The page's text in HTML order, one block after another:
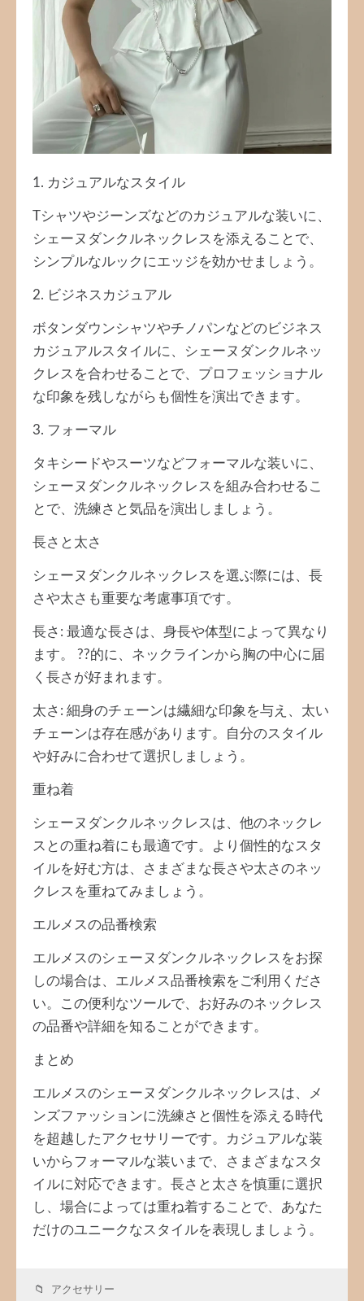
1. カジュアルなスタイル
Tシャツやジーンズなどのカジュアルな装いに、
シェーヌダンクルネックレスを添えることで、
シンプルなルックにエッジを効かせましょう。
2. ビジネスカジュアル
ボタンダウンシャツやチノパンなどのビジネス
カジュアルスタイルに、シェーヌダンクルネッ
クレスを合わせることで、プロフェッショナル
な印象を残しながらも個性を演出できます。
3. フォーマル
タキシードやスーツなどフォーマルな装いに、
シェーヌダンクルネックレスを組み合わせるこ
とで、洗練さと気品を演出しましょう。
長さと太さ
シェーヌダンクルネックレスを選ぶ際には、長
さや太さも重要な考慮事項です。
長さ: 最適な長さは、身長や体型によって異なり
ます。 ??的に、ネックラインから胸の中心に届
く長さが好まれます。
太さ: 細身のチェーンは繊細な印象を与え、太い
チェーンは存在感があります。自分のスタイル
や好みに合わせて選択しましょう。
重ね着
シェーヌダンクルネックレスは、他のネックレ
スとの重ね着にも最適です。より個性的なスタ
イルを好む方は、さまざまな長さや太さのネッ
クレスを重ねてみましょう。
エルメスの品番検索
エルメスのシェーヌダンクルネックレスをお探
しの場合は、エルメス品番検索をご利用くださ
い。この便利なツールで、お好みのネックレス
の品番や詳細を知ることができます。
まとめ
エルメスのシェーヌダンクルネックレスは、メ
ンズファッションに洗練さと個性を添える時代
を超越したアクセサリーです。カジュアルな装
いからフォーマルな装いまで、さまざまなスタ
イルに対応できます。長さと太さを慎重に選択
し、場合によっては重ね着することで、あなた
だけのユニークなスタイルを表現しましょう。
アクセサリー